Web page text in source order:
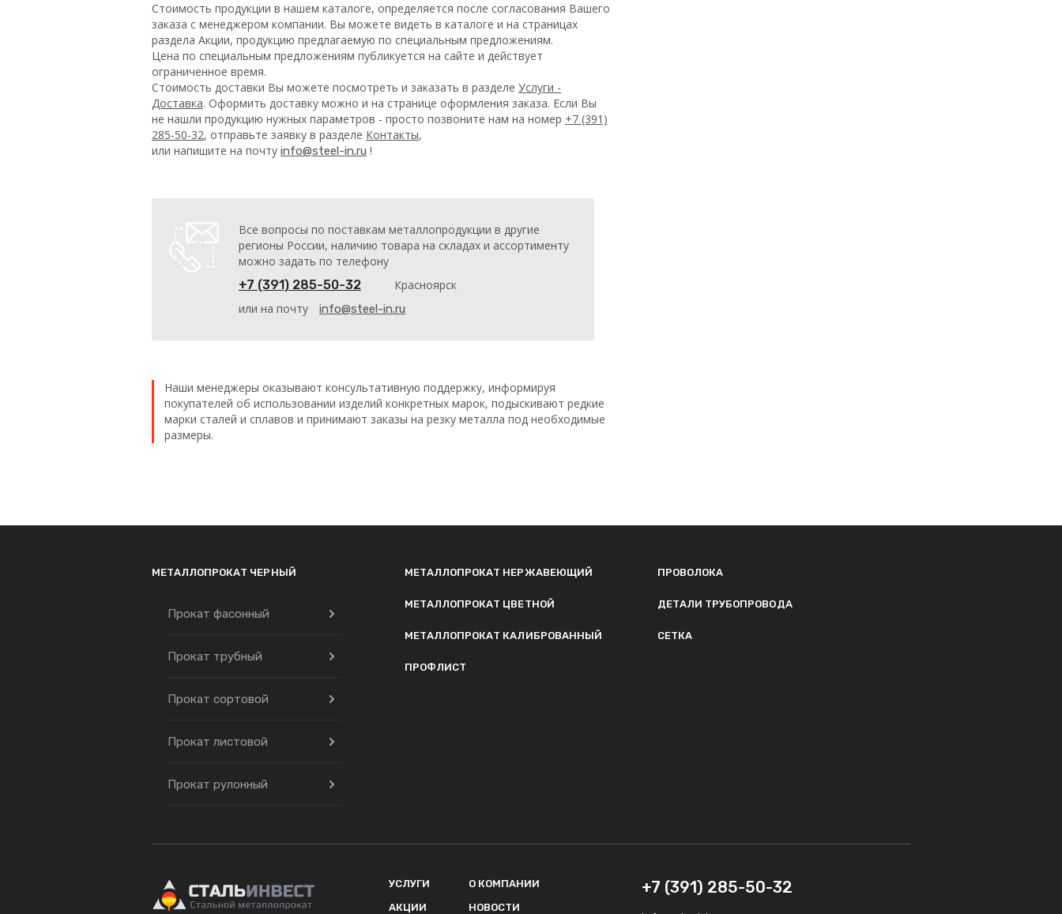
Стоимость продукции в нашем каталоге, определяется после согласования Вашего
заказа с менеджером компании. Вы можете видеть в каталоге и на страницах
раздела Акции, продукцию предлагаемую по специальным предложениям.
Цена по специальным предложениям публикуется на сайте и действует
ограниченное время.
Стоимость доставки Вы можете посмотреть и заказать в разделе Услуги -
Доставка. Оформить доставку можно и на странице оформления заказа. Если Вы
не нашли продукцию нужных параметров - просто позвоните нам на номер +7 (391)
285-50-32, отправьте заявку в разделе Контакты,
или напишите на почту info@steel-in.ru !
Все вопросы по поставкам металлопродукции в другие
регионы России, наличию товара на складах и ассортименту
можно задать по телефону
+7 (391) 285-50-32
Красноярск
или на почту
info@steel-in.ru
Наши менеджеры оказывают консультативную поддержку, информируя
покупателей об использовании изделий конкретных марок, подыскивают редкие
марки сталей и сплавов и принимают заказы на резку металла под необходимые
размеры.
МЕТАЛЛОПРОКАТ ЧЕРНЫЙ
Прокат фасонный
Прокат трубный
Прокат сортовой
Прокат листовой
Прокат рулонный
МЕТАЛЛОПРОКАТ НЕРЖАВЕЮЩИЙ
МЕТАЛЛОПРОКАТ ЦВЕТНОЙ
МЕТАЛЛОПРОКАТ КАЛИБРОВАННЫЙ
ПРОФЛИСТ
ПРОВОЛОКА
ДЕТАЛИ ТРУБОПРОВОДА
СЕТКА
УСЛУГИ
АКЦИИ
О КОМПАНИИ
НОВОСТИ
+7 (391) 285-50-32